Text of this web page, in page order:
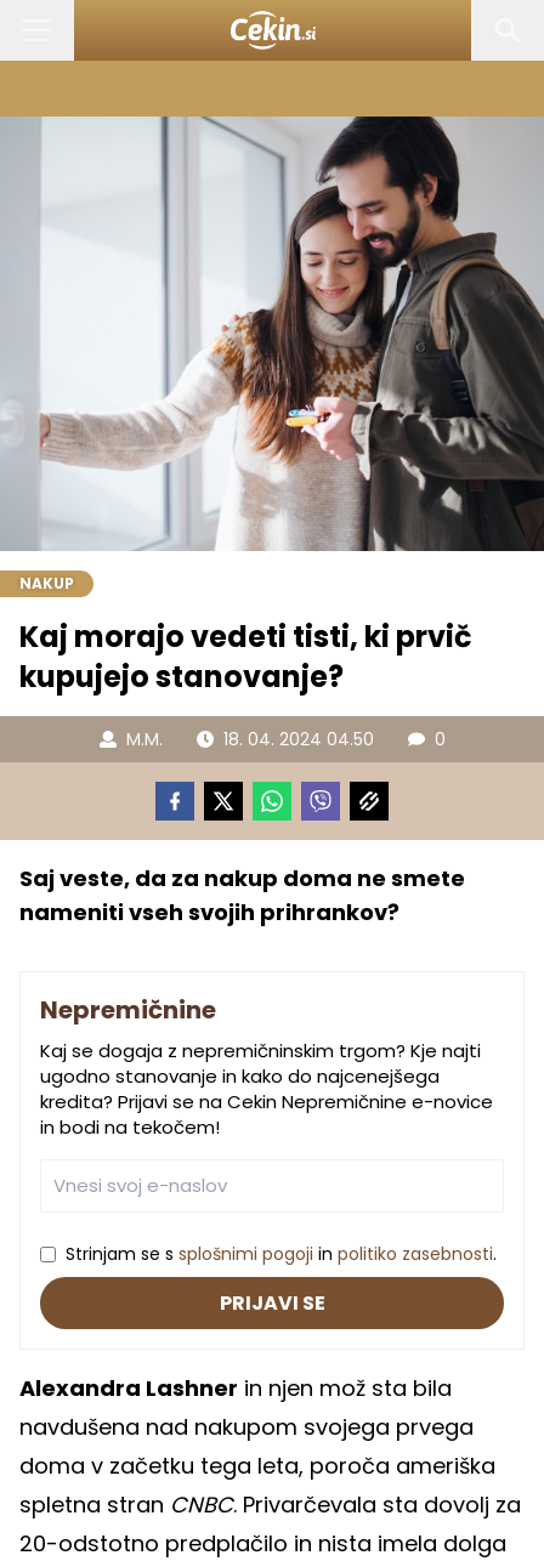
NAKUP
Kaj morajo vedeti tisti, ki prvič
kupujejo stanovanje?
M.M. 18. 04. 2024 04.50 0
Saj veste, da za nakup doma ne smete
nameniti vseh svojih prihrankov?
Nepremičnine
Kaj se dogaja z nepremičninskim trgom? Kje najti
ugodno stanovanje in kako do najcenejšega
kredita? Prijavi se na Cekin Nepremičnine e-novice
in bodi na tekočem!
Strinjam se s splošnimi pogoji in politiko zasebnosti.
PRIJAVI SE
Alexandra Lashner in njen mož sta bila
navdušena nad nakupom svojega prvega
doma v začetku tega leta, poroča ameriška
spletna stran CNBC. Privarčevala sta dovolj za
20-odstotno predplačilo in nista imela dolga